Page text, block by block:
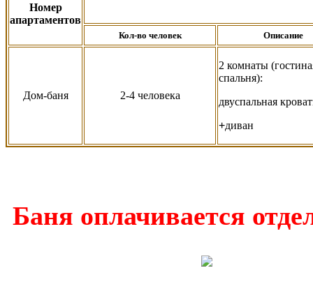
Номер
апартаментов
Кол-во человек Описание
Дом-баня 2-4 человека
2 комнаты
спальня):
двуспальная
+диван
Баня оплачивается